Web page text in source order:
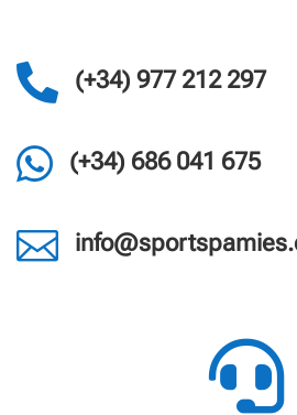
 (+34) 977 212 297
 (+34) 686 041 675

